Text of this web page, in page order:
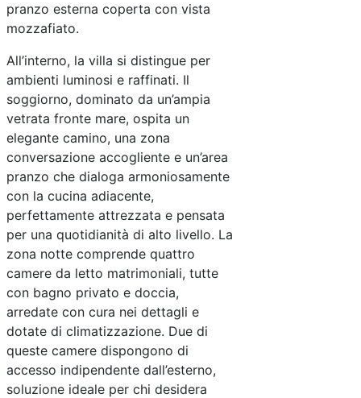
pranzo esterna coperta con vista
mozzafiato.
All’interno, la villa si distingue per
ambienti luminosi e raffinati. Il
soggiorno, dominato da un’ampia
vetrata fronte mare, ospita un
elegante camino, una zona
conversazione accogliente e un’area
pranzo che dialoga armoniosamente
con la cucina adiacente,
perfettamente attrezzata e pensata
per una quotidianità di alto livello. La
zona notte comprende quattro
camere da letto matrimoniali, tutte
con bagno privato e doccia,
arredate con cura nei dettagli e
dotate di climatizzazione. Due di
queste camere dispongono di
accesso indipendente dall’esterno,
soluzione ideale per chi desidera